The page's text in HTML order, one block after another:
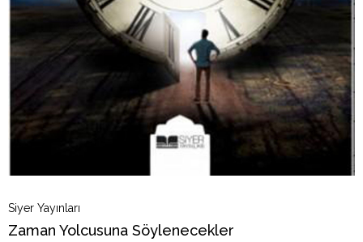
Siyer Yayınları
Zaman Yolcusuna Söylenecekler